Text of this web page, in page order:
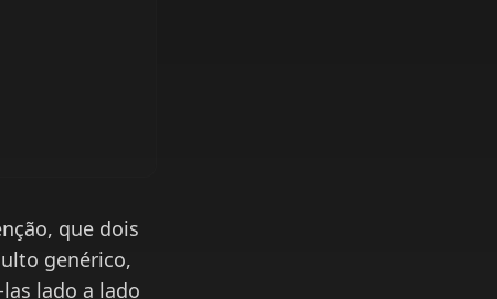
que dois
genérico,
lado a lado